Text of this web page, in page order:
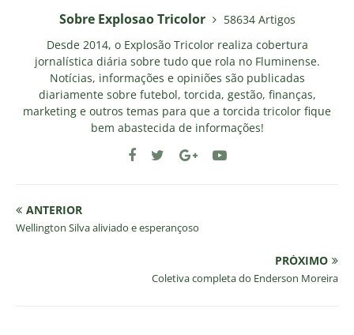
Sobre Explosao Tricolor
58634 Artigos
Desde 2014, o Explosão Tricolor realiza cobertura
jornalística diária sobre tudo que rola no Fluminense.
Notícias, informações e opiniões são publicadas
diariamente sobre futebol, torcida, gestão, finanças,
marketing e outros temas para que a torcida tricolor fique
bem abastecida de informações!
ANTERIOR
Wellington Silva aliviado e esperançoso
PRÓXIMO
Coletiva completa do Enderson Moreira